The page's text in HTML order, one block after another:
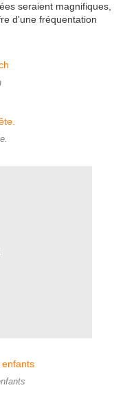
seraient magnifiques,
d'une fréquentation